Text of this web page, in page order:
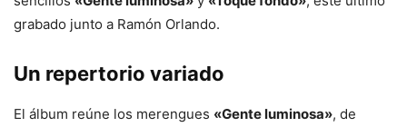
grabado junto a Ramón Orlando.
Un repertorio variado
El álbum reúne los merengues «Gente luminosa», de